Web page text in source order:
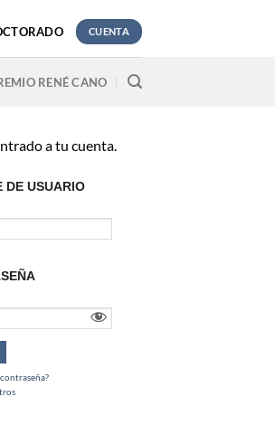
CUENTA
RENÉ CANO
a tu cuenta.
DE USUARIO